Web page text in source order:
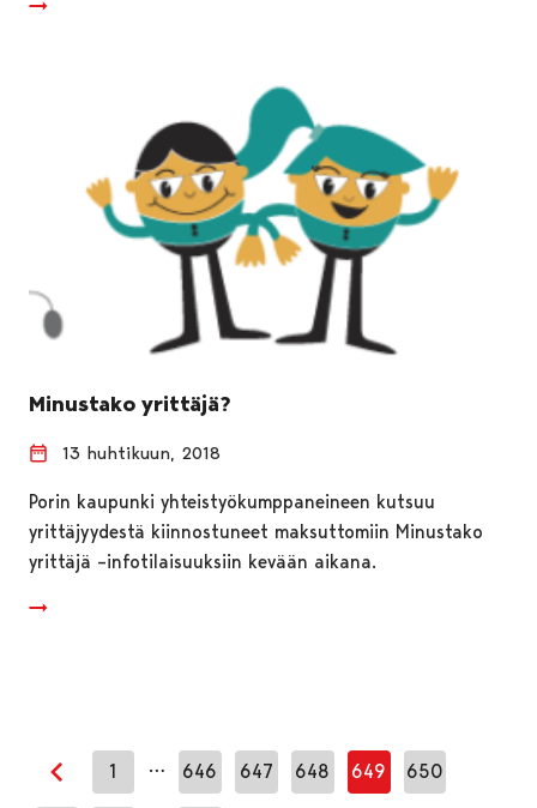
Minustako yrittäjä?
13 huhtikuun, 2018
Porin kaupunki yhteistyökumppaneineen kutsuu
yrittäjyydestä kiinnostuneet maksuttomiin Minustako
yrittäjä –infotilaisuuksiin kevään aikana.
Edellinen sivu
1 … 646 647 648 649 650